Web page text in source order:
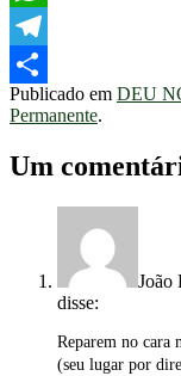
WhatsApp
Telegram
Share
Publicado em DEU
Permanente.
Um
João
disse:
Reparem no cara
(seu lugar por